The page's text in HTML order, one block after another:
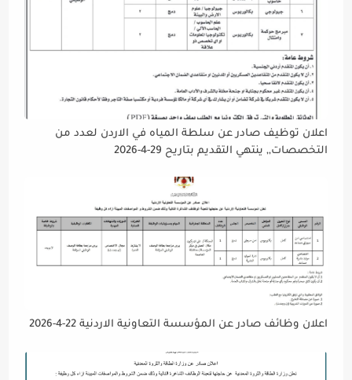
اعلان توظيف صادر عن سلطة المياه في الاردن لعدد من
التخصصات,, ينتهي التقديم بتاريح 29-4-2026
اعلان وظائف صادر عن المؤسسة التعاونية الاردنية 22-4-2026